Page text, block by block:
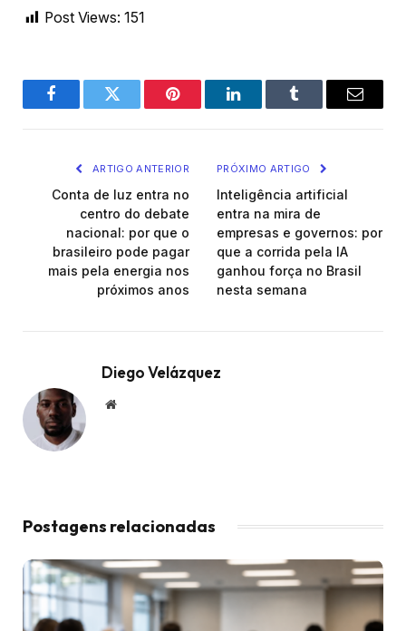
Post Views: 151
FacebookTwitter Pinterest LinkedInTumblr Email
ARTIGO ANTERIOR
Conta de luz entra no
centro do debate
nacional: por que o
brasileiro pode pagar
mais pela energia nos
próximos anos
PRÓXIMO ARTIGO
Inteligência artificial
entra na mira de
empresas e governos: por
que a corrida pela IA
ganhou força no Brasil
nesta semana
Diego Velázquez
Website
Postagens relacionadas